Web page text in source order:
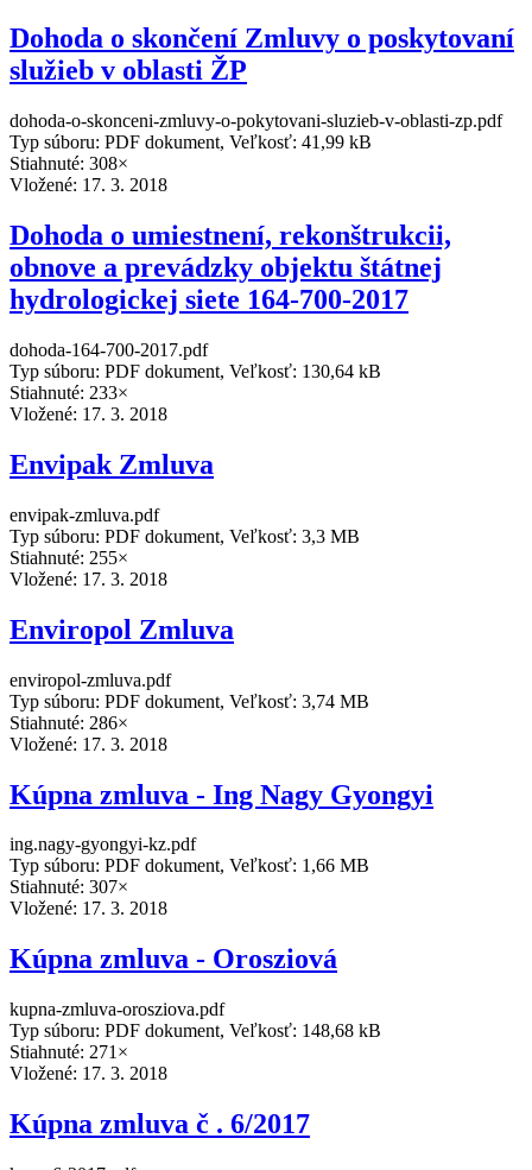
Dohoda o skončení Zmluvy o poskytovaní
služieb v oblasti ŽP
dohoda-o-skonceni-zmluvy-o-pokytovani-sluzieb-v-oblasti-zp.pdf
Typ súboru: PDF dokument, Veľkosť: 41,99 kB
Stiahnuté: 308×
Vložené: 17. 3. 2018
Dohoda o umiestnení, rekonštrukcii,
obnove a prevádzky objektu štátnej
hydrologickej siete 164-700-2017
dohoda-164-700-2017.pdf
Typ súboru: PDF dokument, Veľkosť: 130,64 kB
Stiahnuté: 233×
Vložené: 17. 3. 2018
Envipak Zmluva
envipak-zmluva.pdf
Typ súboru: PDF dokument, Veľkosť: 3,3 MB
Stiahnuté: 255×
Vložené: 17. 3. 2018
Enviropol Zmluva
enviropol-zmluva.pdf
Typ súboru: PDF dokument, Veľkosť: 3,74 MB
Stiahnuté: 286×
Vložené: 17. 3. 2018
Kúpna zmluva - Ing Nagy Gyongyi
ing.nagy-gyongyi-kz.pdf
Typ súboru: PDF dokument, Veľkosť: 1,66 MB
Stiahnuté: 307×
Vložené: 17. 3. 2018
Kúpna zmluva - Orosziová
kupna-zmluva-orosziova.pdf
Typ súboru: PDF dokument, Veľkosť: 148,68 kB
Stiahnuté: 271×
Vložené: 17. 3. 2018
Kúpna zmluva č . 6/2017